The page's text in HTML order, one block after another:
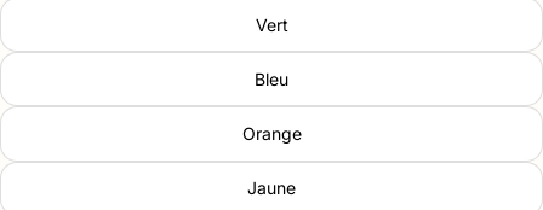
Vert
Bleu
Orange
Jaune